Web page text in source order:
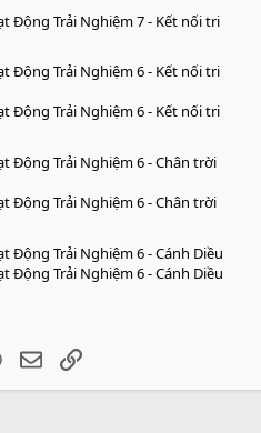
Động Trải Nghiệm 7 - Kết nối tri
Động Trải Nghiệm 6 - Kết nối tri
Động Trải Nghiệm 6 - Kết nối tri
Động Trải Nghiệm 6 - Chân trời
Động Trải Nghiệm 6 - Chân trời
Động Trải Nghiệm 6 - Cánh Diều
Động Trải Nghiệm 6 - Cánh Diều
WhatsApp
EmailLink